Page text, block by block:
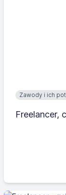
Zawody i ich
Freelancer,